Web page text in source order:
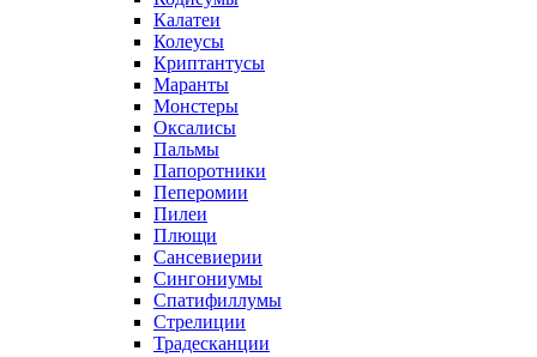
Калатеи
Колеусы
Криптантусы
Маранты
Монстеры
Оксалисы
Пальмы
Папоротники
Пеперомии
Пилеи
Плющи
Сансевиерии
Сингониумы
Спатифиллумы
Стрелиции
Традесканции